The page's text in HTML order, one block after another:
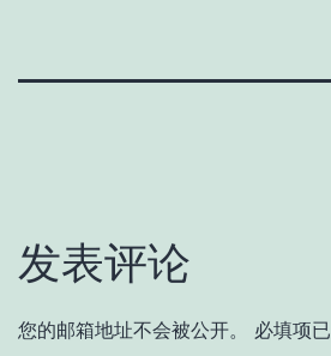
发表评论
您的邮箱地址不会被公开。 必填项